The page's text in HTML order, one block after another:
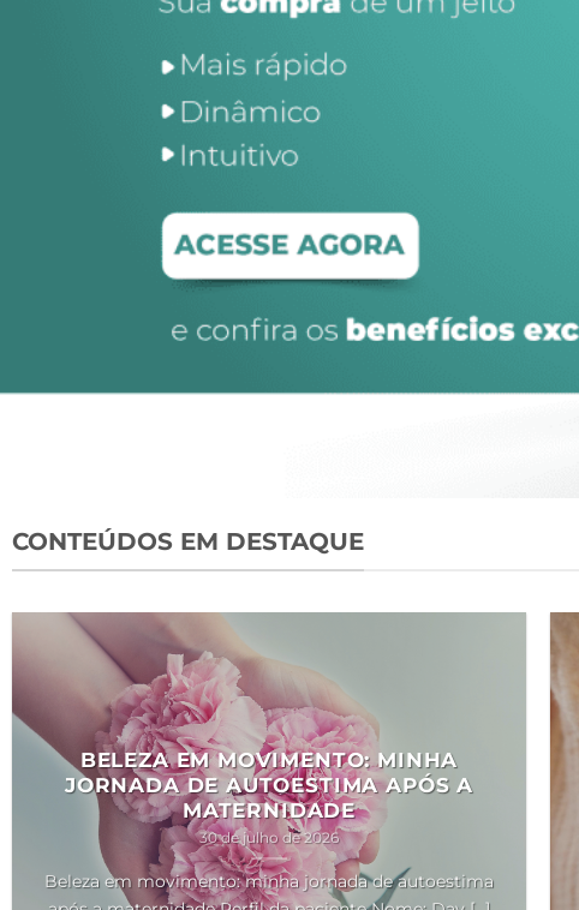
CONTEÚDOS EM DESTAQUE
BELEZA EM MOVIMENTO: MINHA
JORNADA DE AUTOESTIMA APÓS A
MATERNIDADE
30 de julho de 2026
Beleza em movimento: minha jornada de autoestima